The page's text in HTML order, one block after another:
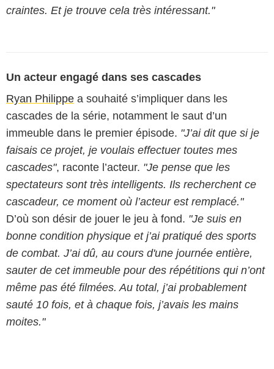
craintes. Et je trouve cela très intéressant."
Un acteur engagé dans ses cascades
Ryan Philippe a souhaité s’impliquer dans les
cascades de la série, notamment le saut d’un
immeuble dans le premier épisode. "J’ai dit que si je
faisais ce projet, je voulais effectuer toutes mes
cascades", raconte l’acteur. "Je pense que les
spectateurs sont très intelligents. Ils recherchent ce
cascadeur, ce moment où l’acteur est remplacé."
D’où son désir de jouer le jeu à fond. "Je suis en
bonne condition physique et j’ai pratiqué des sports
de combat. J’ai dû, au cours d'une journée entière,
sauter de cet immeuble pour des répétitions qui n’ont
même pas été filmées. Au total, j’ai probablement
sauté 10 fois, et à chaque fois, j’avais les mains
moites."